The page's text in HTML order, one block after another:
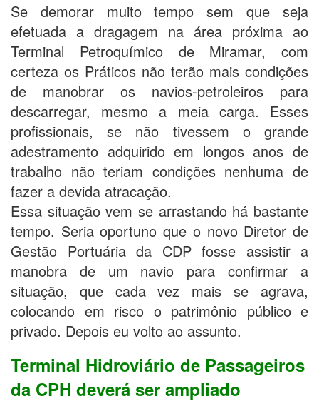
Se demorar muito tempo sem que seja
efetuada a dragagem na área próxima ao
Terminal Petroquímico de Miramar, com
certeza os Práticos não terão mais condições
de manobrar os navios-petroleiros para
descarregar, mesmo a meia carga. Esses
profissionais, se não tivessem o grande
adestramento adquirido em longos anos de
trabalho não teriam condições nenhuma de
fazer a devida atracação.
Essa situação vem se arrastando há bastante
tempo. Seria oportuno que o novo Diretor de
Gestão Portuária da CDP fosse assistir a
manobra de um navio para confirmar a
situação, que cada vez mais se agrava,
colocando em risco o patrimônio público e
privado. Depois eu volto ao assunto.
Terminal Hidroviário de Passageiros
da CPH deverá ser ampliado